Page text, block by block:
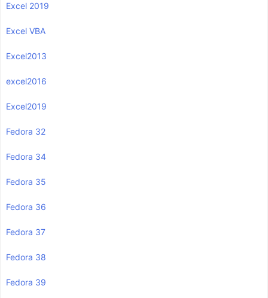
Excel 2019
Excel VBA
Excel2013
excel2016
Excel2019
Fedora 32
Fedora 34
Fedora 35
Fedora 36
Fedora 37
Fedora 38
Fedora 39